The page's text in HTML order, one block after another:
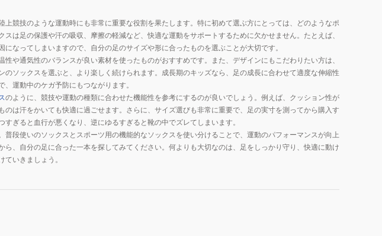
競技のような運動時にも非常に重要な役割を果たします。特に初めて選ぶ方にとっては、どのようなポ
は足の保護や汗の吸収、摩擦の軽減など、快適な運動をサポートするために欠かせません。たとえば、
なってしまいますので、自分の足のサイズや形に合ったものを選ぶことが大切です。
や通気性のバランスが良い素材を使ったものがおすすめです。また、デザインにもこだわりたい方は、
ソックスを選ぶと、より楽しく続けられます。成長期のキッズなら、足の成長に合わせて適度な伸縮性
運動中のケガ予防にもつながります。
のように、競技や運動の種類に合わせた機能性を参考にするのが良いでしょう。例えば、クッション性が
は汗をかいても快適に過ごせます。さらに、サイズ選びも非常に重要で、足の実寸を測ってから購入す
ぎると血行が悪くなり、逆にゆるすぎると靴の中でズレてしまいます。
段使いのソックスとスポーツ用の機能的なソックスを使い分けることで、運動のパフォーマンスが向上
ら、自分の足に合った一本を探してみてください。何よりも大切なのは、足をしっかり守り、快適に動け
いきましょう。